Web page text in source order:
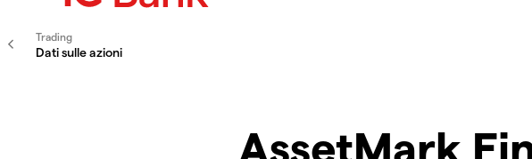
Trading
Dati sulle azioni
AssetMark